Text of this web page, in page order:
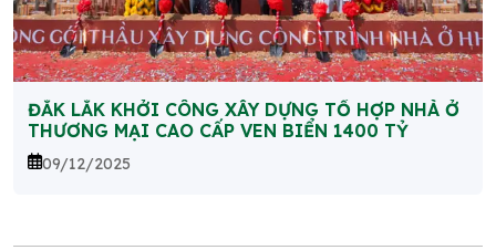
ĐẮK LẮK KHỞI CÔNG XÂY DỰNG TỔ HỢP NHÀ Ở
THƯƠNG MẠI CAO CẤP VEN BIỂN 1400 TỶ
09/12/2025